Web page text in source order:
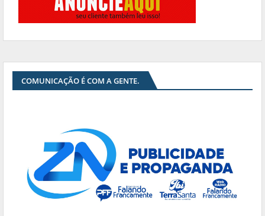
COMUNICAÇÃO É COM A GENTE.